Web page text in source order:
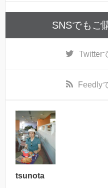
ま
す
SNSでもご
Twitter
Feedly
tsunota